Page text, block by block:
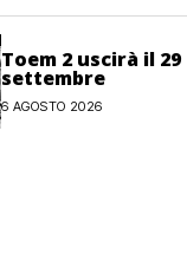
Toem 2 uscirà il 29
settembre
6 AGOSTO 2026